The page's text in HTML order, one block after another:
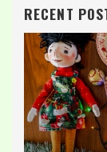
RECENT